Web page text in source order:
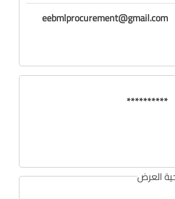
eebmlprocurement@gmail.com
**********
العرض